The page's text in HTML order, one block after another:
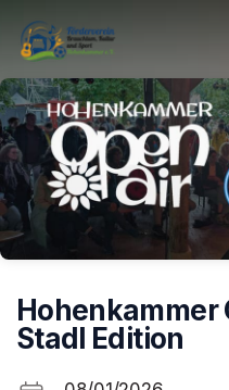
Hohenkammer
Stadl Edition